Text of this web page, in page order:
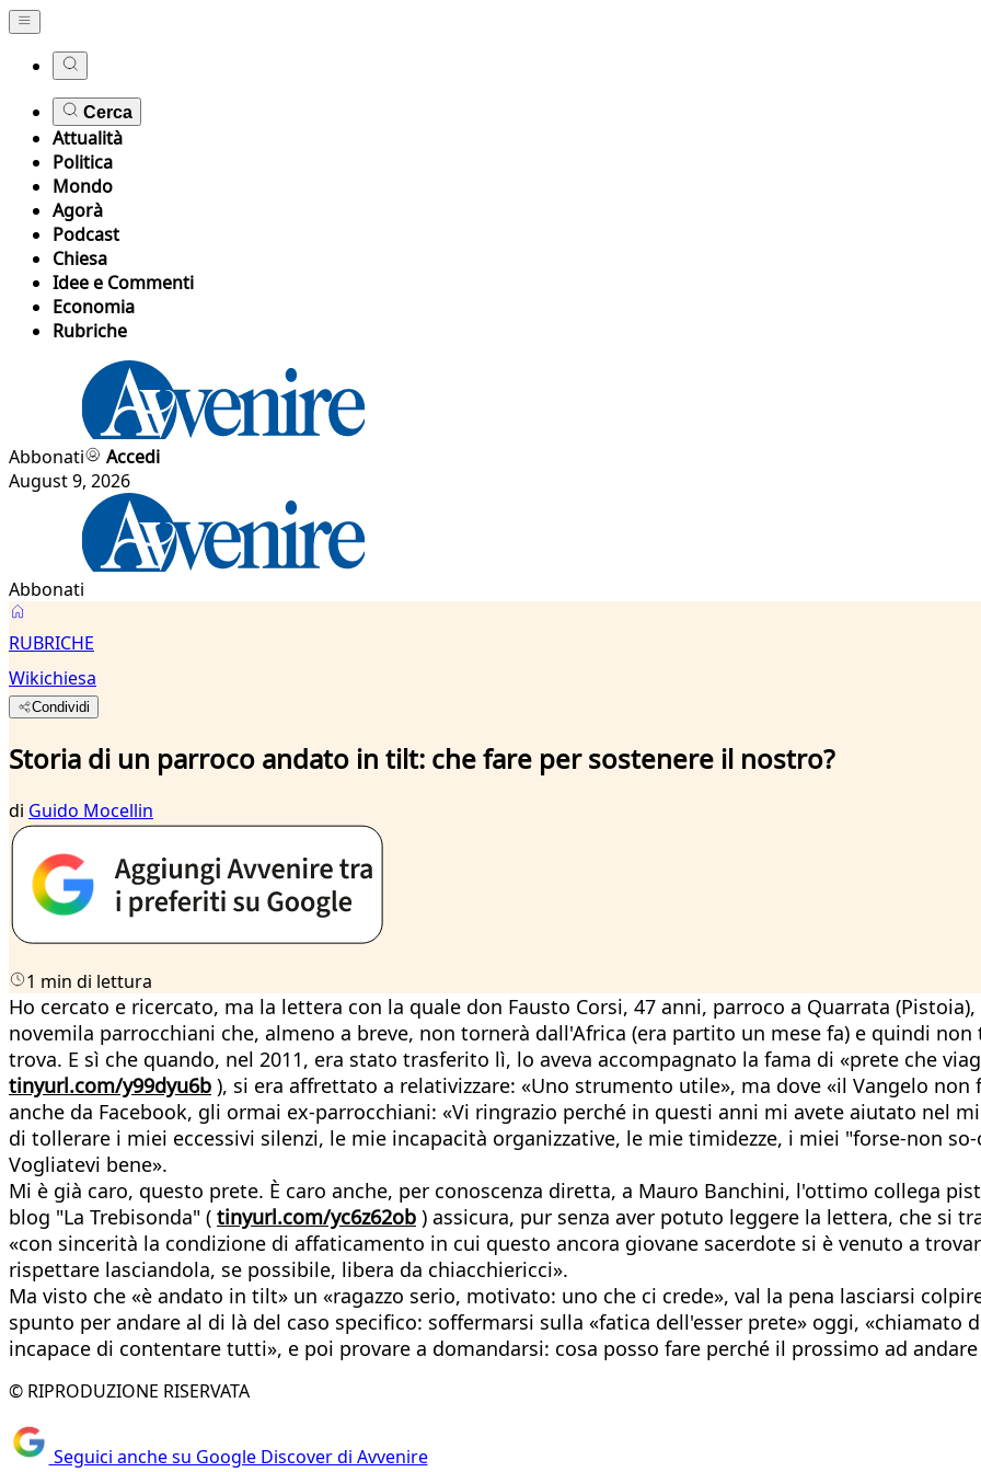
Cerca
Attualità
Politica
Mondo
Agorà
Podcast
Chiesa
Idee e Commenti
Economia
Rubriche
Abbonati
Accedi
August 9, 2026
Abbonati
RUBRICHE
Wikichiesa
Condividi
Storia di un parroco andato in tilt: che fare per sostenere il nostro?
di Guido Mocellin
1 min di lettura
Ho cercato e ricercato, ma la lettera con la quale don Fausto Corsi, 47 anni, parroco a Quarrata
novemila parrocchiani che, almeno a breve, non tornerà dall'Africa (era partito un mese fa) e quindi
trova. E sì che quando, nel 2011, era stato trasferito lì, lo aveva accompagnato la fama di «prete che
tinyurl.com/y99dyu6b ), si era affrettato a relativizzare: «Uno strumento utile», ma dove «il Vangelo
anche da Facebook, gli ormai ex-parrocchiani: «Vi ringrazio perché in questi anni mi avete aiutato nel
di tollerare i miei eccessivi silenzi, le mie incapacità organizzative, le mie timidezze, i miei "forse-non
Vogliatevi bene».
Mi è già caro, questo prete. È caro anche, per conoscenza diretta, a Mauro Banchini, l'ottimo collega
blog "La Trebisonda" ( tinyurl.com/yc6z62ob ) assicura, pur senza aver potuto leggere la lettera, che si
«con sincerità la condizione di affaticamento in cui questo ancora giovane sacerdote si è venuto a
rispettare lasciandola, se possibile, libera da chiacchiericci».
Ma visto che «è andato in tilt» un «ragazzo serio, motivato: uno che ci crede», val la pena lasciarsi
spunto per andare al di là del caso specifico: soffermarsi sulla «fatica dell'esser prete» oggi,
incapace di contentare tutti», e poi provare a domandarsi: cosa posso fare perché il prossimo ad
© RIPRODUZIONE RISERVATA
Seguici anche su Google Discover di Avvenire